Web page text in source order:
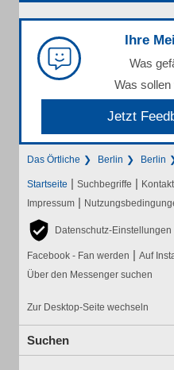
Ihre
Was
Was
Jetzt
Das Örtliche Berlin Berlin
Startseite | Suchbegriffe | Kontakt
Impressum |
Datenschutz-Einstellungen
Facebook - Fan werden | Auf
Über den Messenger suchen
Zur Desktop-Seite wechseln
Suchen